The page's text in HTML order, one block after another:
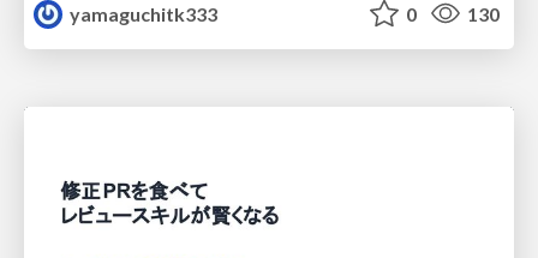
yamaguchitk333
0 130